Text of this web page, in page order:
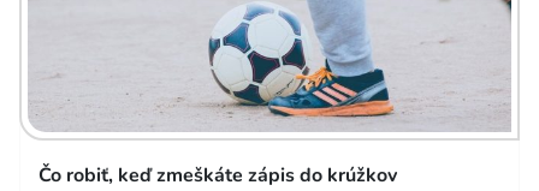
Čo robiť, keď zmeškáte zápis do krúžkov